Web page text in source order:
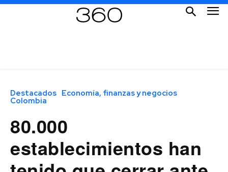
Destacados Economía, finanzas y negocios
Colombia
80.000
establecimientos han